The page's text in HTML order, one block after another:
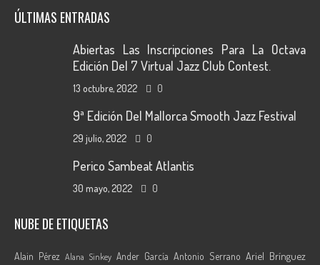
ÚLTIMAS ENTRADAS
Abiertas Las Inscripciones Para La Octava
Edición Del 7 Virtual Jazz Club Contest.
13 octubre, 2022 0
9ª Edición Del Mallorca Smooth Jazz Festival
29 julio, 2022 0
Perico Sambeat Atlantis
30 mayo, 2022 0
NUBE DE ETIQUETAS
Alain Pérez Alana Sinkey Ander García Antonio Serrano Ariel Brínguez